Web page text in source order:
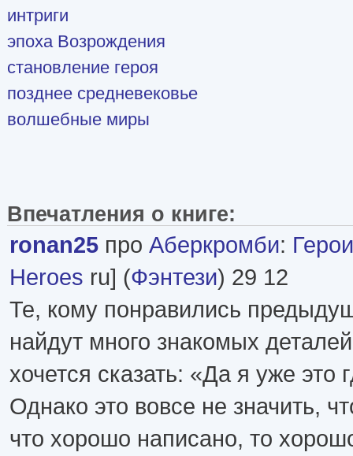
интриги
эпоха Возрождения
становление героя
позднее средневековье
волшебные миры
Впечатления о книге:
ronan25 про Аберкромби:
Heroes ru] (Фэнтези) 29 12
Те, кому понравились
найдут много знакомых
хочется сказать: «Да я уже это
Однако это вовсе не значить,
что хорошо написано, то